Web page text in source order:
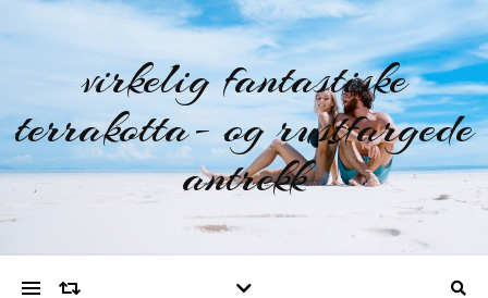
virkelig fantastiske
terrakotta- og rustfargede
antrekk